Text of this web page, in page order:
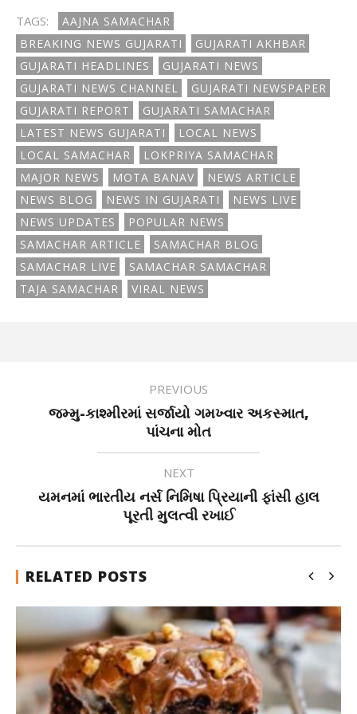
TAGS:
AAJNA SAMACHAR
BREAKING NEWS GUJARATI
GUJARATI AKHBAR
GUJARATI HEADLINES
GUJARATI NEWS
GUJARATI NEWS CHANNEL
GUJARATI NEWSPAPER
GUJARATI REPORT
GUJARATI SAMACHAR
LATEST NEWS GUJARATI
LOCAL NEWS
LOCAL SAMACHAR
LOKPRIYA SAMACHAR
MAJOR NEWS
MOTA BANAV
NEWS ARTICLE
NEWS BLOG
NEWS IN GUJARATI
NEWS LIVE
NEWS UPDATES
POPULAR NEWS
SAMACHAR ARTICLE
SAMACHAR BLOG
SAMACHAR LIVE
SAMACHAR SAMACHAR
TAJA SAMACHAR
VIRAL NEWS
PREVIOUS
જમ્મુ-કાશ્મીરમાં સર્જાયો ગમખ્વાર અકસ્માત,
પાંચના મોત
NEXT
યમનમાં ભારતીય નર્સ નિમિષા પ્રિયાની ફાંસી હાલ
પૂરતી મુલત્વી રખાઈ
RELATED POSTS